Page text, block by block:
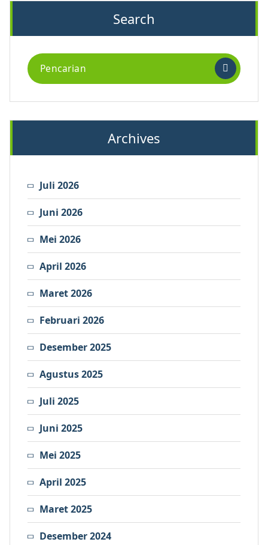
Search
Archives
Juli 2026
Juni 2026
Mei 2026
April 2026
Maret 2026
Februari 2026
Desember 2025
Agustus 2025
Juli 2025
Juni 2025
Mei 2025
April 2025
Maret 2025
Desember 2024